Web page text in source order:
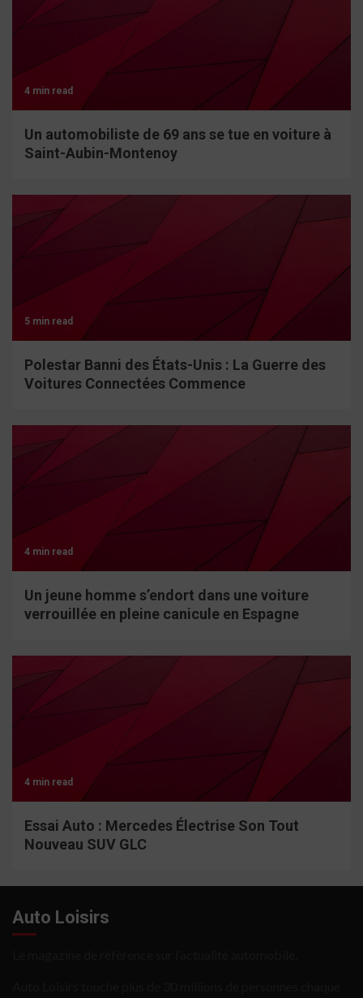
4 min read
Un automobiliste de 69 ans se tue en voiture à
Saint-Aubin-Montenoy
5 min read
Polestar Banni des États-Unis : La Guerre des
Voitures Connectées Commence
4 min read
Un jeune homme s’endort dans une voiture
verrouillée en pleine canicule en Espagne
4 min read
Essai Auto : Mercedes Électrise Son Tout
Nouveau SUV GLC
Auto Loisirs